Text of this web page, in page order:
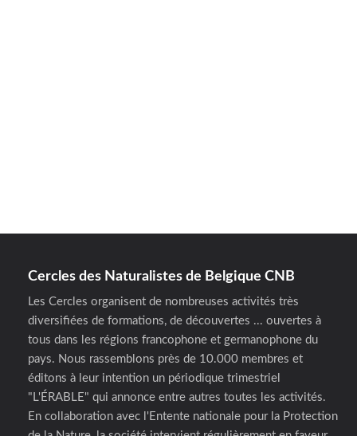
Cercles des Naturalistes de Belgique CNB
Les Cercles organisent de nombreuses activités très
diversifiées de formations, de découvertes ... ouvertes à
tous dans les régions francophone et germanophone du
pays. Nous rassemblons près de 10.000 membres et
éditons à leur intention un périodique trimestriel
"L'ÉRABLE" qui annonce entre autres toutes les activités.
En collaboration avec l'Entente nationale pour la Protection